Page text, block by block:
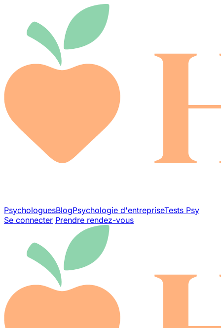
PsychologuesBlogPsychologie d'entrepriseTests Psy
Se connecter Prendre rendez-vous